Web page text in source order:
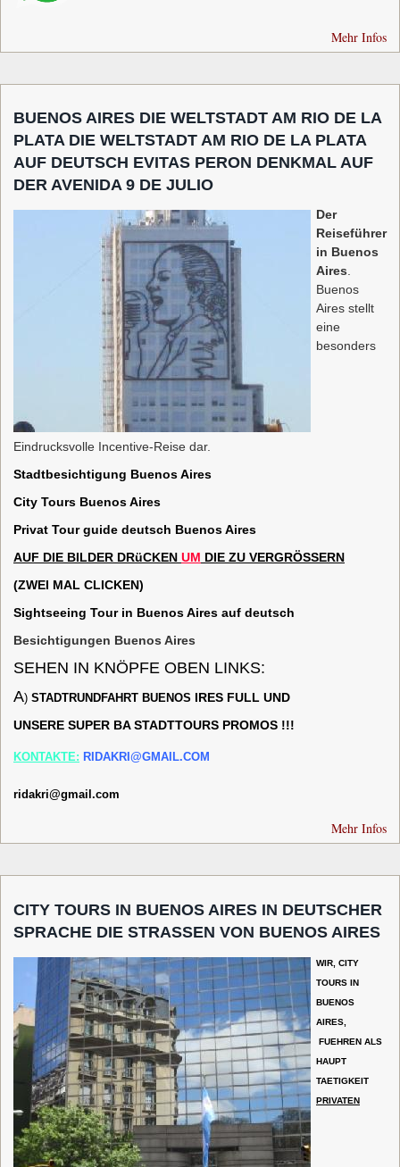
Mehr Infos
BUENOS AIRES DIE WELTSTADT AM RIO DE LA
PLATA DIE WELTSTADT AM RIO DE LA PLATA
AUF DEUTSCH EVITAS PERON DENKMAL AUF
DER AVENIDA 9 DE JULIO
Der
Reiseführer
in Buenos
Aires.
Buenos
Aires stellt
eine
besonders
Eindrucksvolle Incentive-Reise dar.
Stadtbesichtigung Buenos Aires
City Tours Buenos Aires
Privat Tour guide deutsch Buenos Aires
AUF DIE BILDER DRüCKEN UM DIE ZU VERGRÖSSERN
(ZWEI MAL CLICKEN)
Sightseeing Tour in Buenos Aires auf deutsch
Besichtigungen Buenos Aires
SEHEN IN KNÖPFE OBEN LINKS:
A) STADTRUNDFAHRT BUENOS IRES FULL UND
UNSERE SUPER BASTADTTOURS PROMOS !!!
KONTAKTE: RIDAKRI@GMAIL.COM
ridakri@gmail.com
Mehr Infos
CITY TOURS IN BUENOS AIRES IN DEUTSCHER
SPRACHE DIE STRASSEN VON BUENOS AIRES
WIR, CITY
TOURS IN
BUENOS
AIRES,
FUEHREN ALS
HAUPT
TAETIGKEIT
PRIVATEN